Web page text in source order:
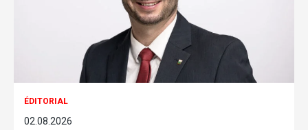
ÉDITORIAL
02.08.2026